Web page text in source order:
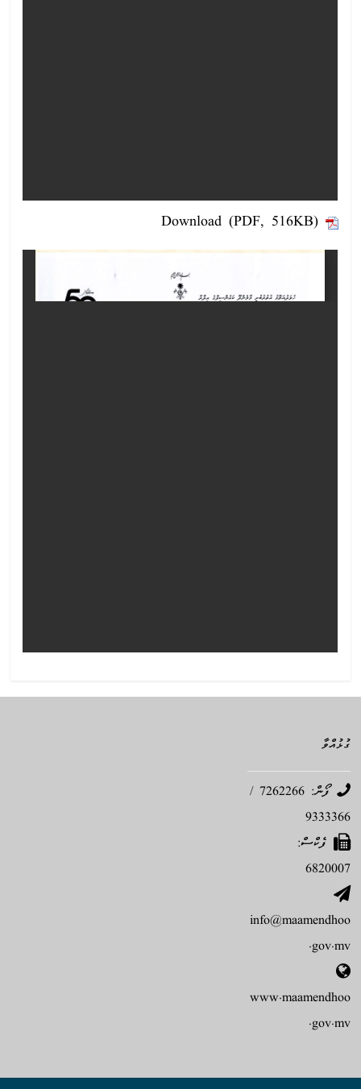
Download (PDF, 516KB)
ގުޅުއްވާ
ފޯން: 7262266 /
9333366
ފެކްސް:
6820007
info@maamendhoo
.gov.mv
www.maamendhoo
.gov.mv